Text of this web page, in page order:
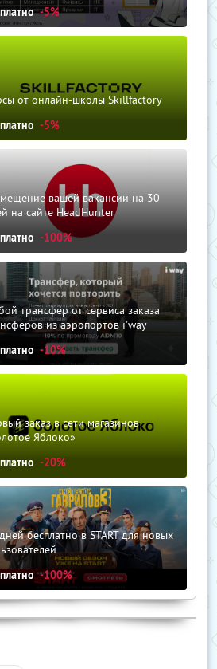
-5%
от онлайн-школы Skillfactory
-5%
вашей вакансии на 30
на сайте HeadHunter
-100%
трансфер от сервиса заказа
из аэропортов i'way
-10%
заказ в сети магазинов
Яблоко»
-20%
бесплатно в START для новых
-100%